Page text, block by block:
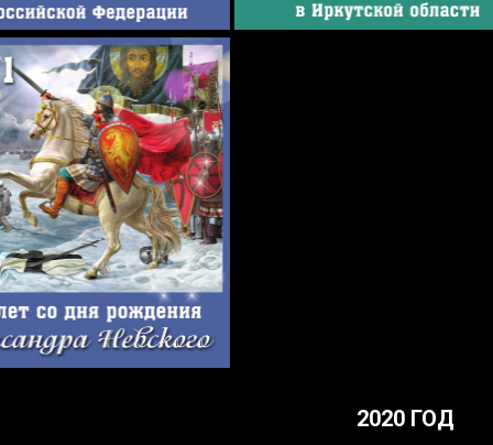
2020 ГОД